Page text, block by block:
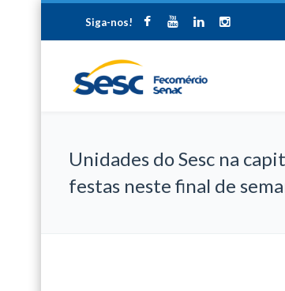
Siga-nos!
Unidades do Sesc na
festas neste final de